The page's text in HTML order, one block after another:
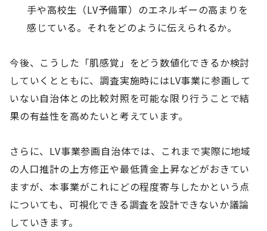
手や高校生（LV予備軍）のエネルギーの高まりを
感じている。それをどのように伝えられるか。
今後、こうした「肌感覚」をどう数値化できるか検討
していくとともに、調査実施時にはLV事業に参画して
いない自治体との比較対照を可能な限り行うことで結
果の有益性を高めたいと考えています。
さらに、LV事業参画自治体では、これまで実際に地域
の人口推計の上方修正や最低賃金上昇などがおきてい
ますが、本事業がこれにどの程度寄与したかという点
についても、可視化できる調査を設計できないか議論
していきます。